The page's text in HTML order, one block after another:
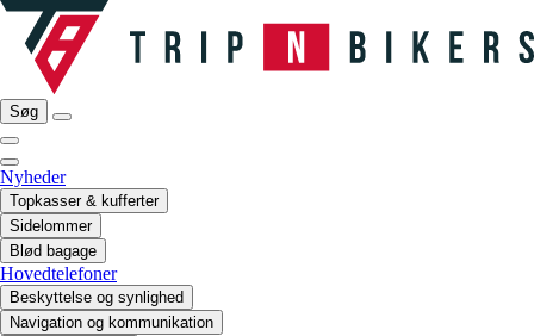
Søg
Nyheder
Topkasser & kufferter
Sidelommer
Blød bagage
Hovedtelefoner
Beskyttelse og synlighed
Navigation og kommunikation